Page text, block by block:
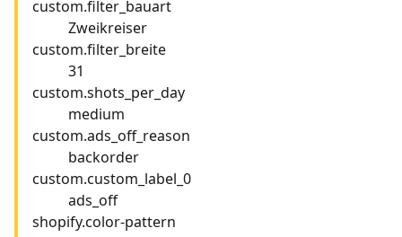
custom.filter_bauart
Zweikreiser
custom.filter_breite
31
custom.shots_per_day
medium
custom.ads_off_reason
backorder
custom.custom_label_0
ads_off
shopify.color-pattern